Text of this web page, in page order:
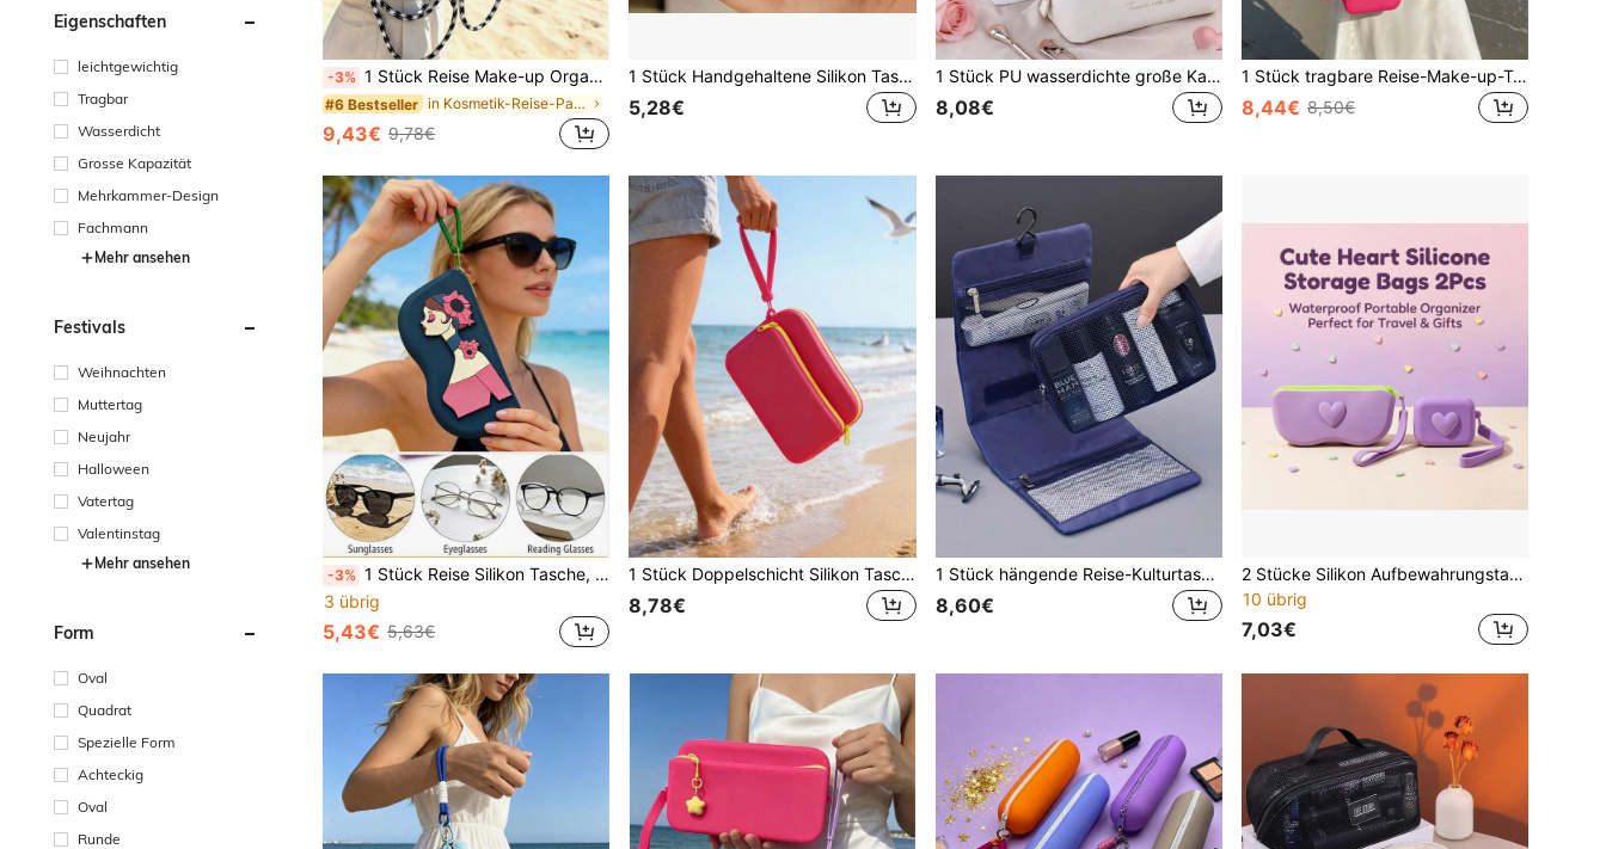
Eigenschaften
leichtgewichtig
Tragbar
Wasserdicht
Grosse Kapazität
Mehrkammer-Design
Fachmann
Mehr ansehen
Festivals
Weihnachten
Muttertag
Neujahr
Halloween
Vatertag
Valentinstag
Mehr ansehen
Form
Oval
Quadrat
Spezielle Form
Achteckig
Oval
Runde
-3% 1 Stück Reise Make-up Organizer Tasche, Doppelschicht Multi-Fach Handtasche, Damen Schultertasche, Umhängetasche, wasserdichte Münztasche Silikonbeutel, Handytasche, elegante einfarbige minimalistische Tragetasche, Sommer Urlaubs Strandtasche, multifunktional, verschiedene Trageriemen-Formate, geeignet für Reisen, Arbeit, Urlaub, Wochenende, Konzert, Geschenk für Familie und Freunde
#6 Bestseller in Kosmetik-Reise-Pack-Organizer
9,43€ 9,78€
1 Stück Handgehaltene Silikon Tasche, wasserdichte Strandtasche, einfache tragbare Aufbewahrungstasche, kann als Kosmetiktasche verwendet werden, waschbar, mit Trageriemen, Aufbewahrungstasche für Kosmetik, Kopfhörer, Schlüssel und Karten mit Reißverschluss, kreative Silikon-Aufbewahrungstasche, Raumdekoration, Taschen, Kosmetiktasche, Reisen, Kosmetiktasche, Reiseaccessoires, Organizer, Aufbewahrung, Reiseaccessoire, Kosmetikorganizer, Kosmetiktasche, Schreibtischorganizer, Kosmetiktasche, Kosmetiktasche, Reisen, Kosmetiktasche, Tasche, Kosmetiktasche, Reiseaccessoires, Kosmetiktaschen, Reiseaccessoire, kleine Kosmetiktasche, große Kapazität, große Kosmetiktasche, Weihnachtsgeschenke, Reisen, Geschenke für Frauen Reiseaccessoire, Tasche, Clutch / kleine Handtasche, Kosmetikorganizer, Pinseletui, Mini-Tasche, Tasche mit großer Kapazität, Geschenke für Frauen, Weihnachtsgeschenke, Geschenkideen für Frauen, Kosmetiktasche, Reiseaccessoire
5,28€
1 Stück PU wasserdichte große Kapazität elegante Handtasche, Mehrzweck große Reißverschluss Aufbewahrungstasche für Kosmetik, tägliche Notwendigkeiten, geeignet für Frauen Outdoor Reisetasche Raumdekoration, Makeup Taschen, Kulturtasche, Schreibtischorganizer, Makeup Taschen, Makeup Tasche, Makeup Tasche, Makeup Taschen, kleine Makeup Tasche, Kosmetiktasche, große Kapazität, große Makeup Tasche, Weihnachtsgeschenke, Tasche, Geschenke für Frauen, Tasche, Clutch / kleine Handtasche, Makeup Organizer, Tasche, Pinseletui, Mini Tasche, Tasche mit großer Kapazität, Geschenke für Frauen, Weihnachtsgeschenke, Geschenkideen für Frauen, Makeup Tasche, Reisenotwendigkeiten
8,08€
1 Stück tragbare Reise-Make-up-Tasche mit doppelter Lage, großer Kapazität, wasserdichter Silikon-Kosmetikorganizer, multifunktionale Kulturtasche, Make-up-Pinselhalter, geschichtete Reiseaufbewahrungstasche, Lippenstifttasche, Kosmetiktasche, Kulturtasche für Reisen, Mehrzweck-Aufbewahrungstasche, wasserdichte Tasche für Toilettenartikel und Kosmetika
8,44€ 8,50€
-3% 1 Stück Reise Silikon Tasche, wasserdichte Aufbewahrungstasche, Lippenstift Etui, Brillenetui, mit Haken, multifunktionale Kosmetik Organizer Tasche, Make-up Tasche, Münzbeutel, Kartenetui, modischer Brillen Schutzbehälter, kleine Organizer Tasche mit Karabiner, tragbarer Reise Organizer, geeignet als Geschenk für Frauen/Brautjungfern
3 übrig
5,43€ 5,63€
1 Stück Doppelschicht Silikon Tasche, tragbare Reise Kosmetiktasche, wasserdichte Kulturtasche, Strandtasche, Make-up Tasche, Aufbewahrungstasche, geeignet zum Organisieren von Alltagsartikeln für Outdoor-Reisen, ideales Geschenk für Frauen
8,78€
1 Stück hängende Reise-Kulturtasche, Unisex, abnehmbarer & faltbarer Make-up-Organizer mit Haken, Multi-Mesh-Fächer Rasier- & Badeaufbewahrungstasche, tragbares Roll-up-Design für Geschäftsreise, Fitnessstudio, Camping, Strand, Badezimmer
8,60€
2 Stücke Silikon Aufbewahrungstaschen, wasserdichte weiche Silikon Reißverschluss Mode Brillenetui, quadratische Mini Münzbeutel mit Handgelenkriemen, tragbare Ohrhörer Schlüssel Karte Lippenstift Kosmetik Organizer Tasche, süßer Stil Handtasche für Frauen tägliche Reise Geschenk
10 übrig
7,03€